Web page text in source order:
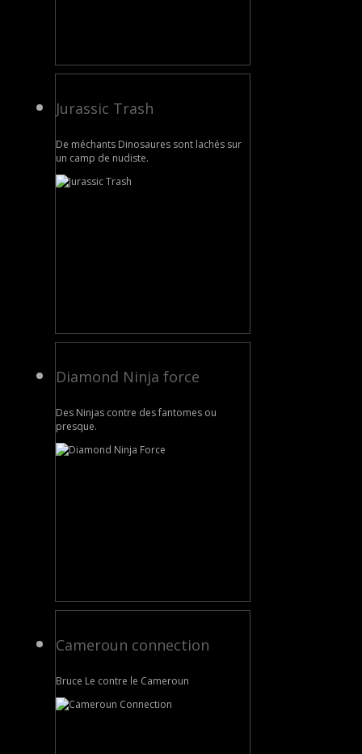
Jurassic Trash
De méchants Dinosaures sont lachés sur
un camp de nudiste.
Diamond Ninja force
Des Ninjas contre des fantomes ou
presque.
Cameroun connection
Bruce Le contre le Cameroun